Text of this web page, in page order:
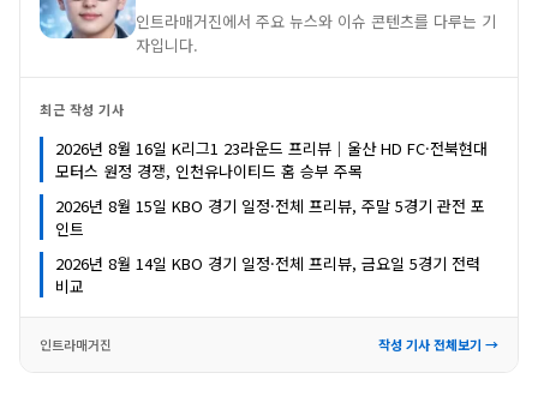
인트라매거진에서 주요 뉴스와 이슈 콘텐츠를 다루는 기
자입니다.
최근 작성 기사
2026년 8월 16일 K리그1 23라운드 프리뷰｜울산 HD FC·전북현대
모터스 원정 경쟁, 인천유나이티드 홈 승부 주목
2026년 8월 15일 KBO 경기 일정·전체 프리뷰, 주말 5경기 관전 포
인트
2026년 8월 14일 KBO 경기 일정·전체 프리뷰, 금요일 5경기 전력
비교
인트라매거진 작성 기사 전체보기 →